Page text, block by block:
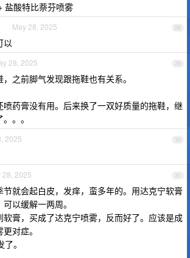
盐酸特比萘芬喷雾
28
May 28, 2025
以
29
28, 2025
之前脚气发现跟拖鞋也有关系。
喷药膏没有用。后来换了一双好质量的拖鞋，继
。。
30
2025
31
28, 2025
节就会起白皮，发痒，蛮多年的。用达克宁软膏
可以缓解一两周。
软膏，买成了达克宁喷雾，反而好了。应该是成
对症。
。